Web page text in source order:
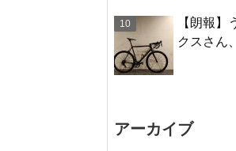
【朗報】
クスさん
アーカイブ